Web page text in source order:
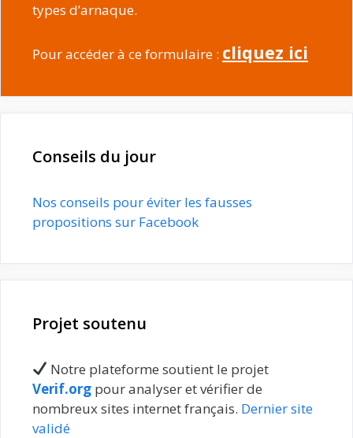
types d’arnaque.
Pour accéder à ce formulaire : cliquez ici
Conseils du jour
Nos conseils pour éviter les fausses
propositions sur Facebook
Projet soutenu
Notre plateforme soutient le projet
Verif.org pour analyser et vérifier de
nombreux sites internet français. Dernier site
validé